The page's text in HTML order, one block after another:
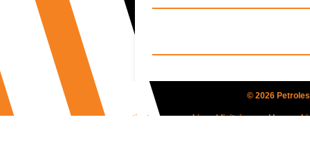
© 2026
Ce site ne contient aucun cookie publicitaire, seul les